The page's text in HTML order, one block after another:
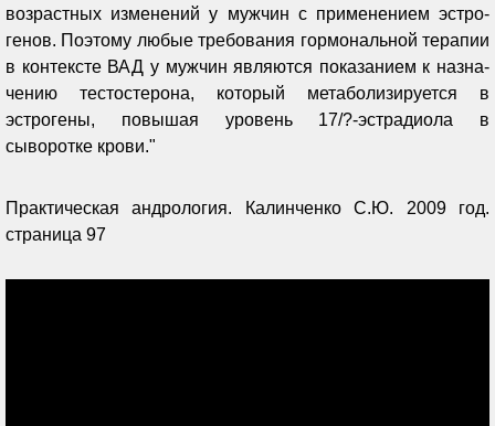
возрастных изме­нений у мужчин с применением эстро­
генов. Поэтому любые требования гормональной терапии
в контексте ВАД у мужчин являются показанием к назна­
чению тестостерона, который мета­болизируется в
эстрогены, повышая уровень 17/?-эстрадиола в
сыворотке крови."
Практическая андрология. Калинченко С.Ю. 2009 год.
страница 97